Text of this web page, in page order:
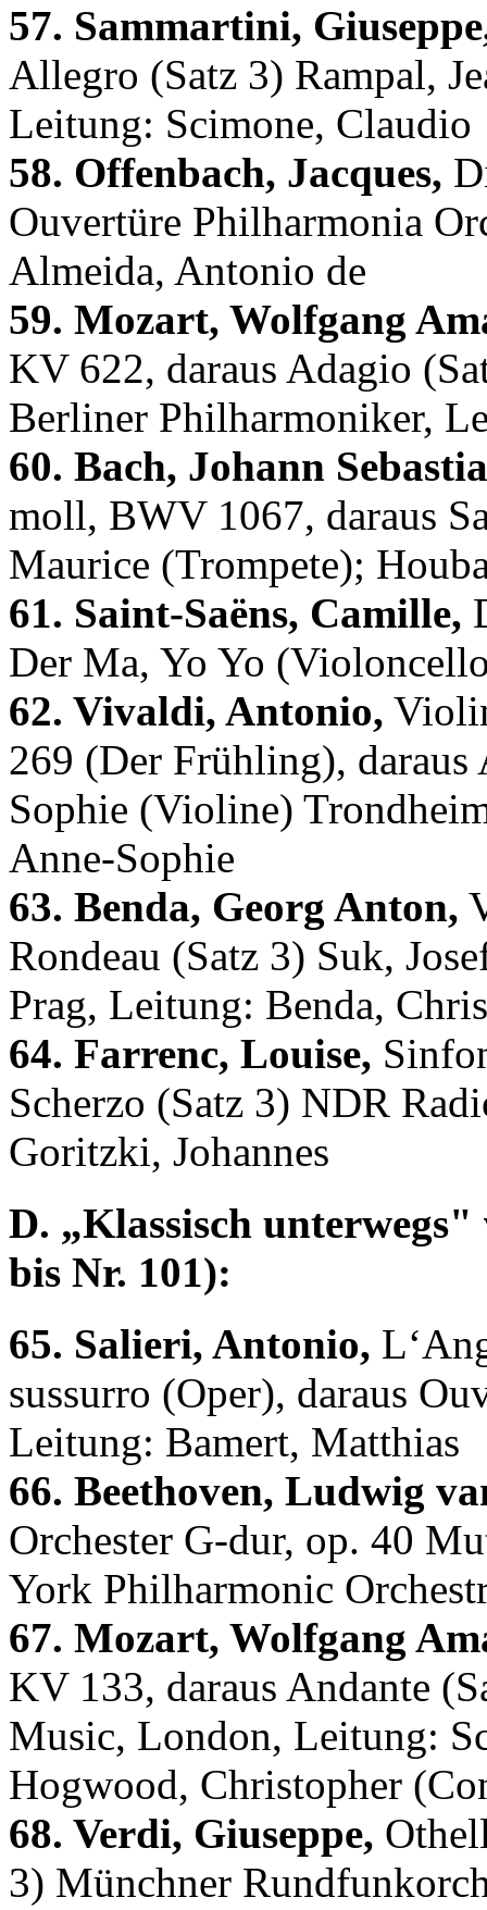
57. Sammartini,
Allegro (Satz 3) Rampal,
Leitung: Scimone, Claudio
58. Offenbach, Jacques,
Ouvertüre Philharmonia
Almeida, Antonio de
59. Mozart, Wolfgang
KV 622, daraus Adagio
Berliner Philharmoniker,
60. Bach, Johann
moll, BWV 1067, daraus
Maurice (Trompete);
61. Saint-Saëns, Camille,
Der Ma, Yo Yo
62. Vivaldi, Antonio,
269 (Der Frühling),
Sophie (Violine)
Anne-Sophie
63. Benda, Georg Anton,
Rondeau (Satz 3) Suk,
Prag, Leitung: Benda,
64. Farrenc, Louise,
Scherzo (Satz 3) NDR
Goritzki, Johannes
D. „Klassisch
bis Nr. 101):
65. Salieri, Antonio,
sussurro (Oper), daraus
Leitung: Bamert, Matthias
66. Beethoven, Ludwig
Orchester G-dur, op. 40
York Philharmonic
67. Mozart, Wolfgang
KV 133, daraus Andante
Music, London, Leitung:
Hogwood, Christopher
68. Verdi, Giuseppe,
3) Münchner